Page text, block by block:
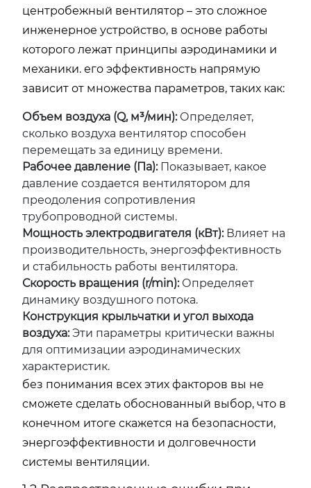
центробежный вентилятор – это сложное
инженерное устройство, в основе работы
которого лежат принципы аэродинамики и
механики. его эффективность напрямую
зависит от множества параметров, таких как:
Объем воздуха (Q, м³/мин):Определяет,
сколько воздуха вентилятор способен
перемещать за единицу времени.
Рабочее давление (Па):Показывает, какое
давление создается вентилятором для
преодоления сопротивления
трубопроводной системы.
Мощность электродвигателя (кВт):Влияет на
производительность, энергоэффективность
и стабильность работы вентилятора.
Скорость вращения (r/min):Определяет
динамику воздушного потока.
Конструкция крыльчатки и угол выхода
воздуха:Эти параметры критически важны
для оптимизации аэродинамических
характеристик.
без понимания всех этих факторов вы не
сможете сделать обоснованный выбор, что в
конечном итоге скажется на безопасности,
энергоэффективности и долговечности
системы вентиляции.